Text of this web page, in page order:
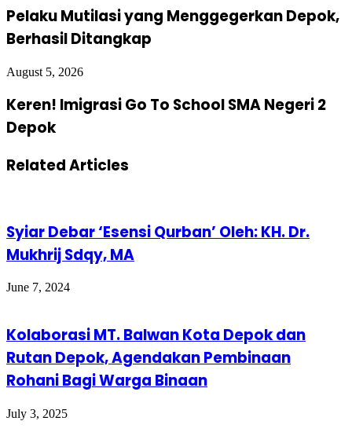
Pelaku Mutilasi yang Menggegerkan Depok,
Berhasil Ditangkap
August 5, 2026
Keren! Imigrasi Go To School SMA Negeri 2
Depok
Related Articles
Syiar Debar ‘Esensi Qurban’ Oleh: KH. Dr.
Mukhrij Sdqy, MA
June 7, 2024
Kolaborasi MT. Balwan Kota Depok dan
Rutan Depok, Agendakan Pembinaan
Rohani Bagi Warga Binaan
July 3, 2025